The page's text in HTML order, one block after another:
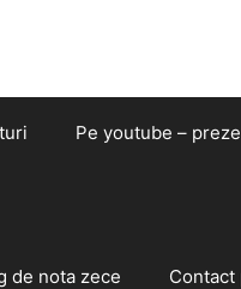
Pe youtube –
de nota zece Contact